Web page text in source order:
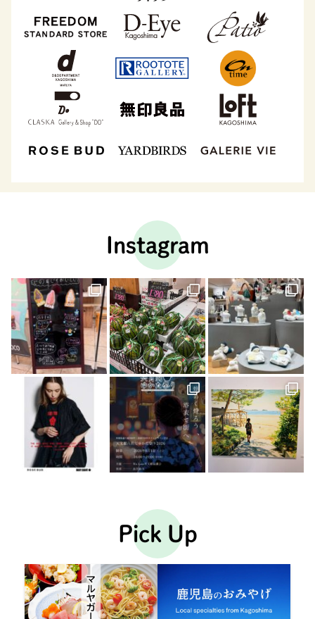
Instagram
Pick Up